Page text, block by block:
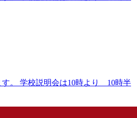
す。 学校説明会は10時より 10時半